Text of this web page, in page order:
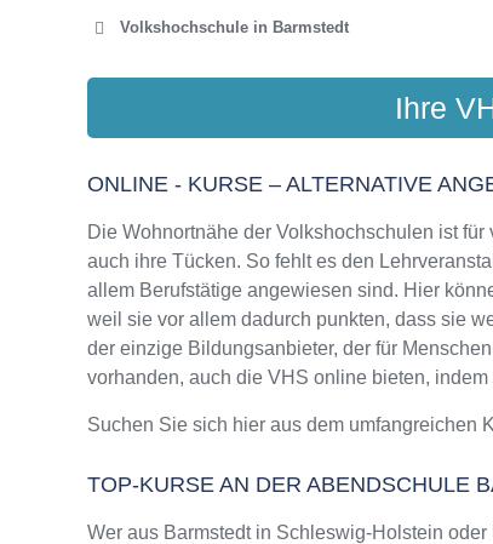
Volkshochschule in Barmstedt
Ihre
ONLINE - KURSE – ALTERNATIVE
Die Wohnortnähe der Volkshochschulen ist
auch ihre Tücken. So fehlt es den
allem Berufstätige angewiesen sind. Hier
weil sie vor allem dadurch punkten, dass sie
der einzige Bildungsanbieter, der für
vorhanden, auch die VHS online bieten,
Suchen Sie sich hier aus dem umfangreichen
TOP-KURSE AN DER ABENDSCHULE
Wer aus Barmstedt in Schleswig-Holstein